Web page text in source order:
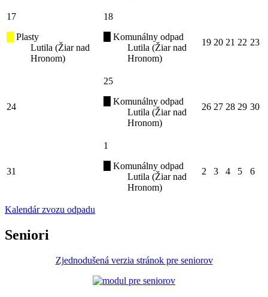
17
Plasty
Lutila (Žiar nad
Hronom)
18
Komunálny odpad
Lutila (Žiar nad
Hronom)
19 20 21 22 23
24
25
Komunálny odpad
Lutila (Žiar nad
Hronom)
26 27 28 29 30
31
1
Komunálny odpad
Lutila (Žiar nad
Hronom)
2 3 4 5 6
Kalendár zvozu odpadu
Seniori
Zjednodušená verzia stránok pre seniorov